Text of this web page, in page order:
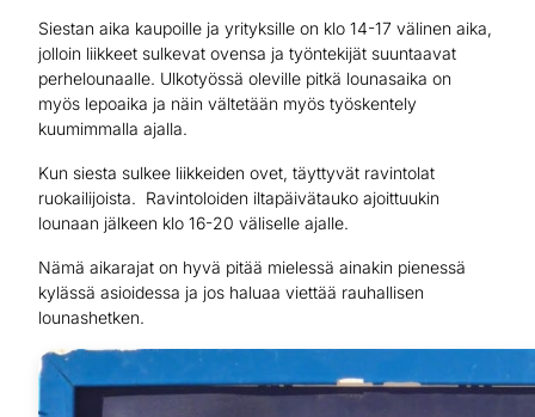
Siestan aika kaupoille ja yrityksille on klo 14-17 välinen aika,
jolloin liikkeet sulkevat ovensa ja työntekijät suuntaavat
perhelounaalle. Ulkotyössä oleville pitkä lounasaika on
myös lepoaika ja näin vältetään myös työskentely
kuumimmalla ajalla.
Kun siesta sulkee liikkeiden ovet, täyttyvät ravintolat
ruokailijoista. Ravintoloiden iltapäivätauko ajoittuukin
lounaan jälkeen klo 16-20 väliselle ajalle.
Nämä aikarajat on hyvä pitää mielessä ainakin pienessä
kylässä asioidessa ja jos haluaa viettää rauhallisen
lounashetken.